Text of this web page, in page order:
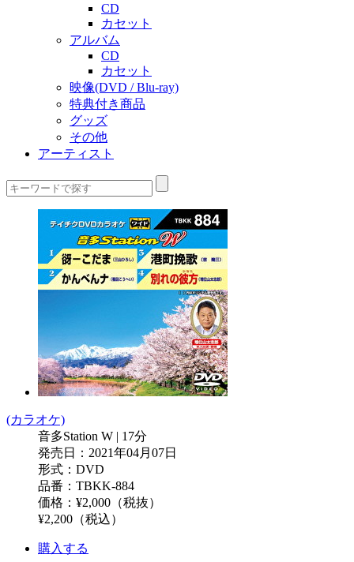
CD
カセット
アルバム
CD
カセット
映像(DVD / Blu-ray)
特典付き商品
グッズ
その他
アーティスト
(カラオケ)
音多Station W | 17分
発売日：2021年04月07日
形式：DVD
品番：TBKK-884
価格：¥2,000（税抜）
¥2,200（税込）
購入する